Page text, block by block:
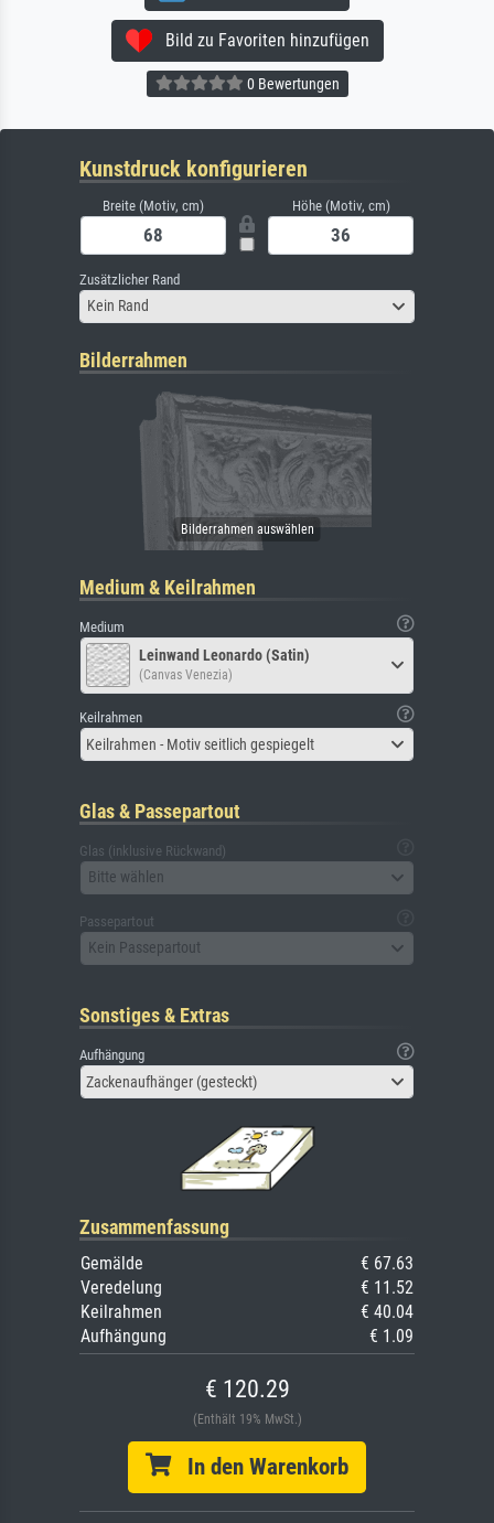
Bild zu Favoriten hinzufügen
0 Bewertungen
Kunstdruck konfigurieren
Breite (Motiv, cm) Höhe (Motiv, cm)
Zusätzlicher Rand
Kein Rand
Bilderrahmen
Medium & Keilrahmen
Medium
Leinwand Leonardo (Satin)
(Canvas Venezia)
Keilrahmen
Keilrahmen - Motiv seitlich gespiegelt
Glas & Passepartout
Glas (inklusive Rückwand)
Bitte wählen
Passepartout
Kein Passepartout
Sonstiges & Extras
Aufhängung
Zackenaufhänger (gesteckt)
Zusammenfassung
Gemälde
€ 67.63
Veredelung
€ 11.52
Keilrahmen
€ 40.04
Aufhängung
€ 1.09
€ 120.29
(Enthält 19% MwSt.)
In den Warenkorb